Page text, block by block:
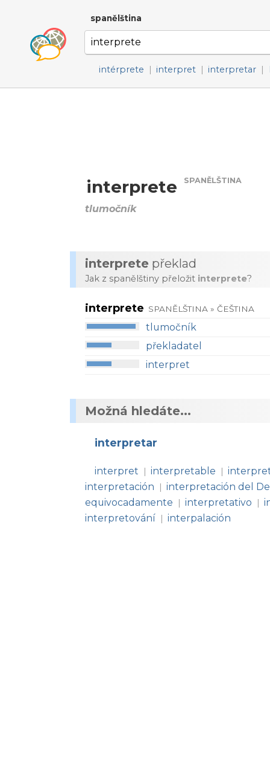
spanělština
intérprete | interpret | interpretar |
interprete SPANĚLŠTINA
tlumočník
interprete překlad
Jak z spanělštiny přeložit interprete?
interprete SPANĚLŠTINA » ČEŠTINA
tlumočník
překladatel
interpret
Možná hledáte...
interpretar
interpret | interpretable |
interpretación
| interpretación del
equivocadamente
| interpretativo |
interpretování | interpalación